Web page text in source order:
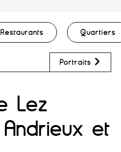
Restaurants Quartiers
Portraits
Lez
et